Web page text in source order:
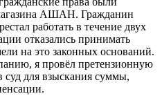
АШАН. Гражданин
работать в течение двух
отказались принимать
на это законных оснований.
я провёл претензионную
суд для взыскания суммы,